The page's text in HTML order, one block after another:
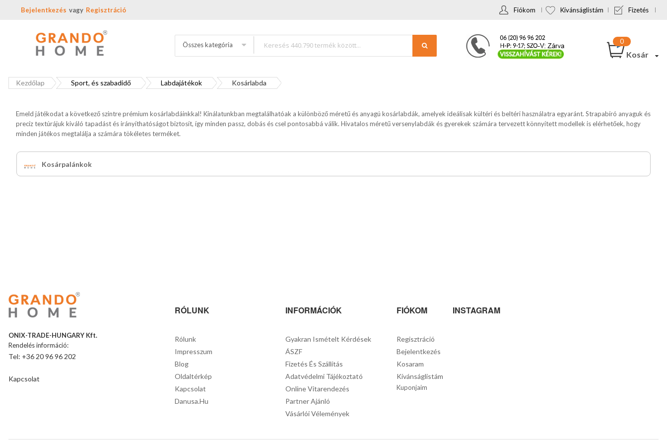
Bejelentkezés Regisztráció Fiókom Kívánságlistám Fizetés
Összes kategória
Kosár
Kezdőlap Sport, és szabadidő Labdajátékok Kosárlabda
Emeld játékodat a következő szintre prémium kosárlabdáinkkal! Kínálatunkban megtalálhatóak a különböző méretű és anyagú kosárlabdák, amelyek ideálisak kültéri és beltéri használatra egyaránt. Strapabíró anyaguk és
precíz textúrájuk kiváló tapadást és irányíthatóságot biztosít, így minden passz, dobás és csel pontosabbá válik. Hivatalos méretű versenylabdák és gyerekek számára tervezett könnyített modellek is elérhetőek, hogy
minden játékos megtalálja a számára tökéletes terméket.
Kosárpalánkok
ONIX-TRADE-HUNGARY Kft.
Rendelés információ:
Tel: +36 20 96 96 202
Kapcsolat
RÓLUNK
Rólunk
Impresszum
Blog
Oldaltérkép
Kapcsolat
Danusa.hu
INFORMÁCIÓK
Gyakran Ismételt Kérdések
ÁSZF
Fizetés És Szállítás
Adatvédelmi Tájékoztató
Online Vitarendezés
Partner Ajánló
Vásárlói Vélemények
FIÓKOM
Regisztráció
Bejelentkezés
Kosaram
Kívánságlistám
Kuponjaim
INSTAGRAM